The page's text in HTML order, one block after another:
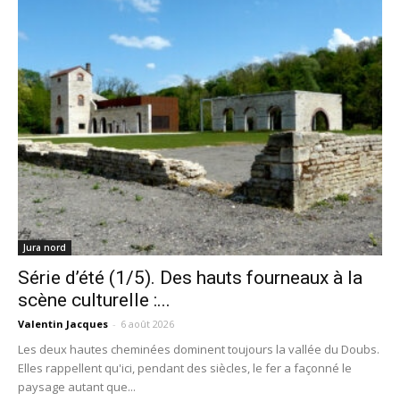
Jura nord
Série d’été (1/5). Des hauts fourneaux à la
scène culturelle :...
Valentin Jacques - 6 août 2026
Les deux hautes cheminées dominent toujours la vallée du Doubs.
Elles rappellent qu'ici, pendant des siècles, le fer a façonné le
paysage autant que...